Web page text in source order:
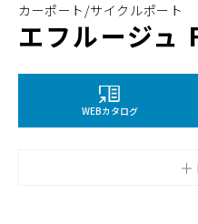
カーポート/サイクルポート
エフルージュ
WEBカタログ